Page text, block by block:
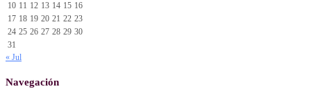
10 11 12 13 14 15 16
17 18 19 20 21 22 23
24 25 26 27 28 29 30
31
« Jul
Navegación